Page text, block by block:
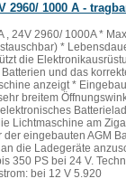
2960/ 1000 A -
, 24V 2960/ 1000A *
*
die
und das
anzeigt *
breitem
Lichtmaschine am
eingebauten AGM
die Ladegeräte
350 PS bei 24 V.
bei 12 V 5.920